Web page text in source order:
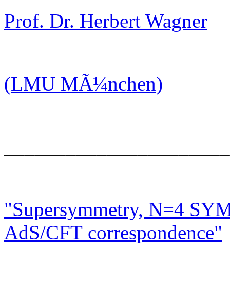
Prof. Dr. Herbert Wagner
(LMU MÃ¼nchen)
"Supersymmetry, N=4
AdS/CFT correspondence"